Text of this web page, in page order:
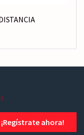
¡Regístrate ahora!